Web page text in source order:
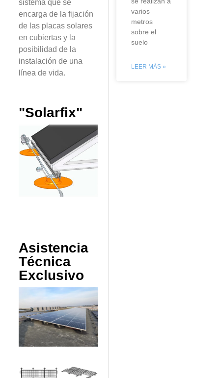
sistema que se
encarga de la fijación
de las placas solares
en cubiertas y la
posibilidad de la
instalación de una
línea de vida.
"Solarfix"
Asistencia
Técnica
Exclusivo
varios
metros
sobre el
suelo
LEER MÁS »